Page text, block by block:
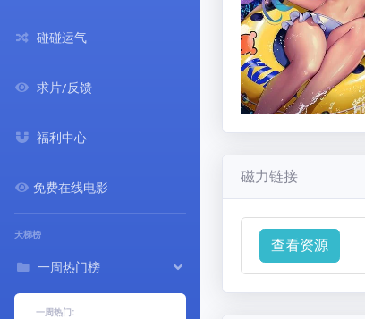
碰碰运气
求片/反馈
福利中心
免费在线电影
天梯榜
一周热门榜
一周热门:
磁力链接
查看资源